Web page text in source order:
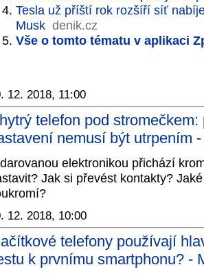
Tesla už příští rok rozšíří síť
Musk denik.cz
Vše o tomto tématu v aplikaci
12. 2018, 11:00
telefon pod
nemusí být utrpením
elektronikou přichází
Jak si převést kontakty?
12. 2018, 10:00
telefony používají
k prvnímu smartphonu? -